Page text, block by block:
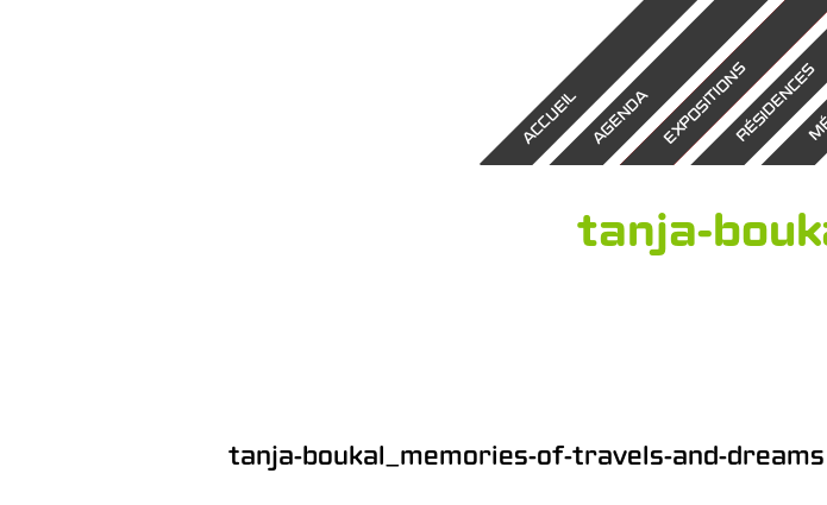
ACCUEILAGENDAEXPOSITIONSRÉSIDENCES
tanja-
tanja-boukal_memories-of-travels-and-dreams